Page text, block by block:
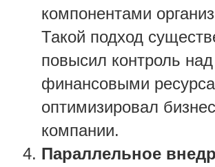
компонентами
Такой подход
повысил контроль над
финансовыми
оптимизировал
компании.
Параллельное